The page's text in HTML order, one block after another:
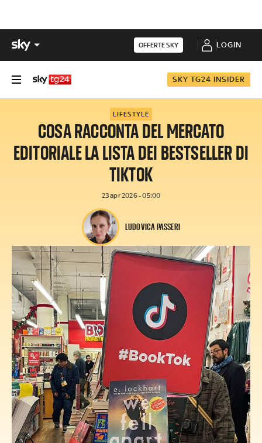
OFFERTE SKY LOGIN
SKY TG24 INSIDER
LIFESTYLE
COSA RACCONTA DEL MERCATO
EDITORIALE LA LISTA DEI BESTSELLER DI
TIKTOK
23 apr 2026 - 05:00
LUDOVICA PASSERI